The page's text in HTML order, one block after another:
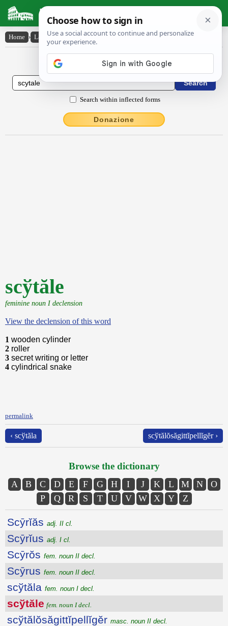
Latin Dictionary
Home › Latin-English › scy̆tăle
Latin to English Dictionary
Search within inflected forms
Donazione
scўtăle
feminine noun I declension
View the declension of this word
1 wooden cylinder
2 roller
3 secret writing or letter
4 cylindrical snake
permalink
‹ scўtăla scўtălŏsăgittĭpellĭgĕr ›
Browse the dictionary
A B C D E F G H I J K L M N
O
P
Q R S T U V W X Y Z
Scȳrĭăs adj. II cl.
Scȳrĭus adj. I cl.
Scȳrŏs fem. noun II decl.
Scȳrus fem. noun II decl.
scўtăla fem. noun I decl.
scўtăle fem. noun I decl.
scўtălŏsăgittĭpellĭgĕr masc. noun II decl.